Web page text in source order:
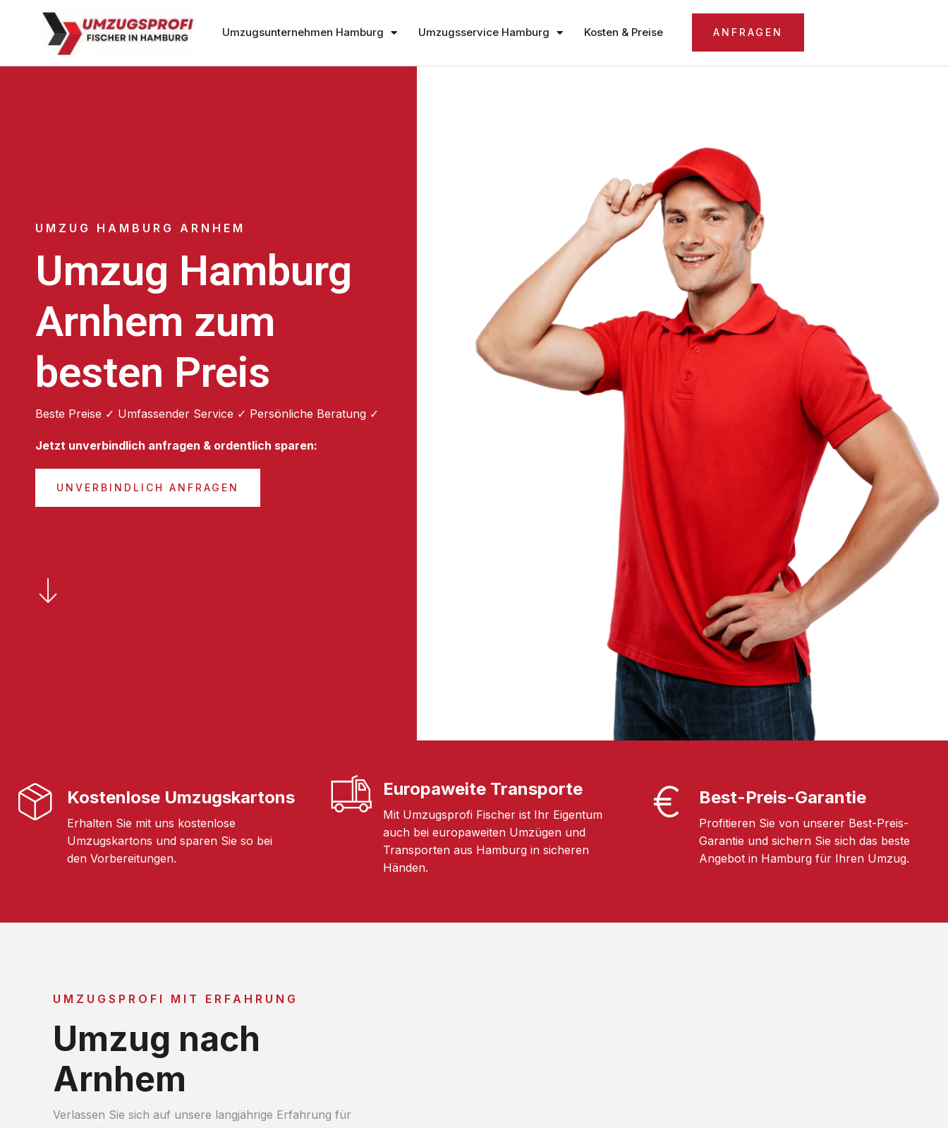
Umzugsunternehmen Hamburg Umzugsservice Hamburg Kosten & Preise ANFRAGEN
UMZUG HAMBURG ARNHEM
Umzug Hamburg
Arnhem zum
besten Preis
Beste Preise ✓ Umfassender Service ✓ Persönliche Beratung ✓
Jetzt unverbindlich anfragen & ordentlich sparen:
UNVERBINDLICH ANFRAGEN
Kostenlose Umzugskartons
Erhalten Sie mit uns kostenlose
Umzugskartons und sparen Sie so bei
den Vorbereitungen.
Europaweite Transporte
Mit Umzugsprofi Fischer ist Ihr Eigentum
auch bei europaweiten Umzügen und
Transporten aus Hamburg in sicheren
Händen.
Best-Preis-Garantie
Profitieren Sie von unserer Best-Preis-
Garantie und sichern Sie sich das beste
Angebot in Hamburg für Ihren Umzug.
UMZUGSPROFI MIT ERFAHRUNG
Umzug nach
Arnhem
Verlassen Sie sich auf unsere langjährige Erfahrung für